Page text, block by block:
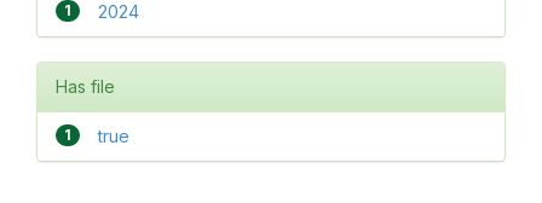
1 2024
Has file
1 true